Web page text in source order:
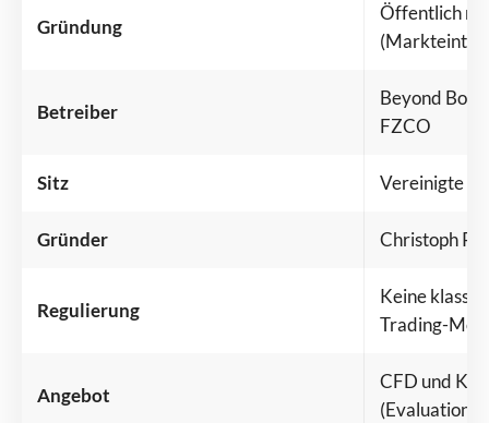
Gründung
Öffentlich
Betreiber
Beyond
FZCO
Sitz Vereinigte
Gründer Christoph
Regulierung
Keine
Trading-
Angebot
CFD und
(Evaluation